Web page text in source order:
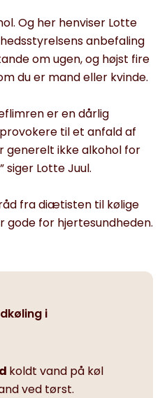
Og her henviser Lotte
anbefaling
om ugen, og højst fire
du er mand eller kvinde.
er en dårlig
til et anfald af
generelt ikke alkohol for
siger Lotte Juul.
fra diætisten til kølige
gode for hjertesundheden.
i
koldt vand på køl
ved tørst.